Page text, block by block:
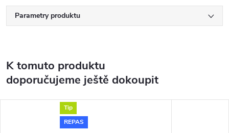
Parametry produktu
K tomuto produktu
doporučujeme ještě dokoupit
Tip
REPAS